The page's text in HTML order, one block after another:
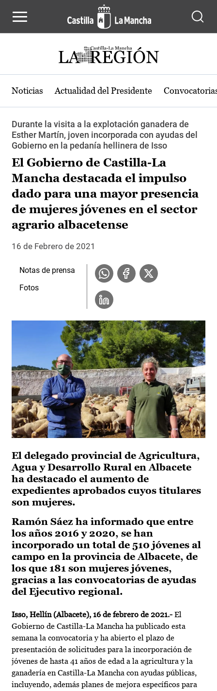
Noticias Actualidad del Presidente
Durante la visita a la explotación ganadera de
Esther Martín, joven incorporada con ayudas del
Gobierno en la pedanía hellinera de Isso
El Gobierno de Castilla-La
Mancha destacada el impulso
dado para una mayor presencia
de mujeres jóvenes en el sector
agrario albacetense
16 de Febrero de 2021
El delegado provincial de Agricultura,
Agua y Desarrollo Rural en Albacete
ha destacado el aumento de
expedientes aprobados cuyos titulares
son mujeres.
Ramón Sáez ha informado que entre
los años 2016 y 2020, se han
incorporado un total de 510 jóvenes al
campo en la provincia de Albacete, de
los que 181 son mujeres jóvenes,
gracias a las convocatorias de ayudas
del Ejecutivo regional.
Isso, Hellín (Albacete), 16 de febrero de 2021.- El
Gobierno de Castilla-La Mancha ha publicado esta
semana la convocatoria y ha abierto el plazo de
presentación de solicitudes para la incorporación de
jóvenes de hasta 41 años de edad a la agricultura y la
ganadería en Castilla-La Mancha con ayudas públicas,
incluyendo, además planes de mejora específicos para
Notas de prensa
Fotos